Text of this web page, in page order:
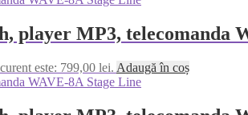
player MP3, telecomanda
este: 799,00 lei. Adaugă în coș